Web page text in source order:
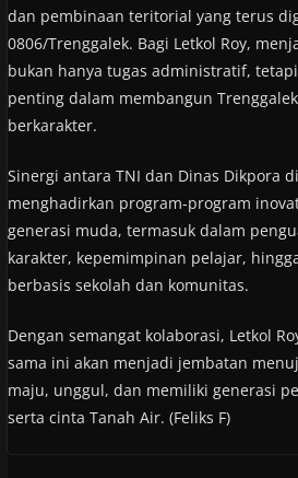
dan pembinaan teritorial yang terus
0806/Trenggalek. Bagi Letkol Roy,
bukan hanya tugas administratif,
penting dalam membangun
berkarakter.
Sinergi antara TNI dan Dinas Dikpora
menghadirkan program-program
generasi muda, termasuk dalam
karakter, kepemimpinan pelajar,
berbasis sekolah dan komunitas.
Dengan semangat kolaborasi, Letkol
sama ini akan menjadi jembatan
maju, unggul, dan memiliki generasi
serta cinta Tanah Air. (Feliks F)